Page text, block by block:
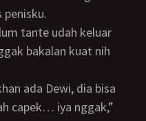
penisku.
bakalan kuat nih
capek… iya nggak,”